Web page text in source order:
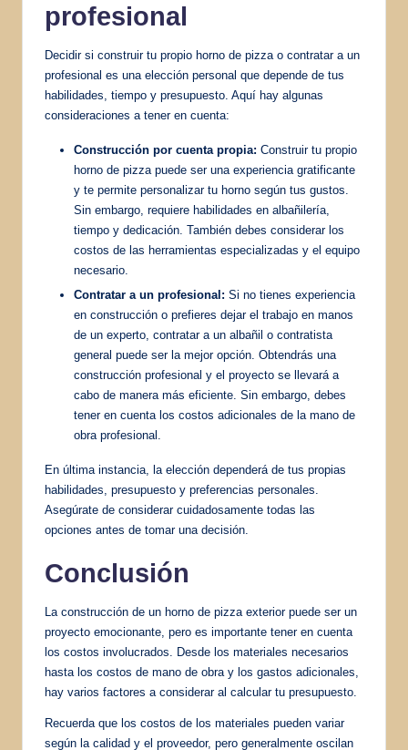
profesional
Decidir si construir tu propio horno de pizza o contratar a un
profesional es una elección personal que depende de tus
habilidades, tiempo y presupuesto. Aquí hay algunas
consideraciones a tener en cuenta:
Construcción por cuenta propia: Construir tu propio
horno de pizza puede ser una experiencia gratificante
y te permite personalizar tu horno según tus gustos.
Sin embargo, requiere habilidades en albañilería,
tiempo y dedicación. También debes considerar los
costos de las herramientas especializadas y el equipo
necesario.
Contratar a un profesional: Si no tienes experiencia
en construcción o prefieres dejar el trabajo en manos
de un experto, contratar a un albañil o contratista
general puede ser la mejor opción. Obtendrás una
construcción profesional y el proyecto se llevará a
cabo de manera más eficiente. Sin embargo, debes
tener en cuenta los costos adicionales de la mano de
obra profesional.
En última instancia, la elección dependerá de tus propias
habilidades, presupuesto y preferencias personales.
Asegúrate de considerar cuidadosamente todas las
opciones antes de tomar una decisión.
Conclusión
La construcción de un horno de pizza exterior puede ser un
proyecto emocionante, pero es importante tener en cuenta
los costos involucrados. Desde los materiales necesarios
hasta los costos de mano de obra y los gastos adicionales,
hay varios factores a considerar al calcular tu presupuesto.
Recuerda que los costos de los materiales pueden variar
según la calidad y el proveedor, pero generalmente oscilan